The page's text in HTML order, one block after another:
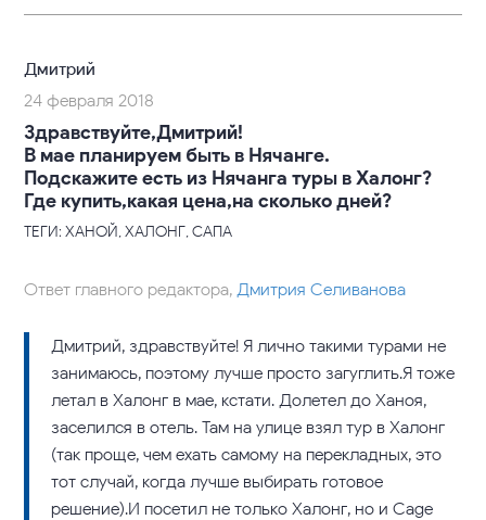
Дмитрий
24 февраля 2018
Здравствуйте,Дмитрий!
В мае планируем быть в Нячанге.
Подскажите есть из Нячанга туры в Халонг?
Где купить,какая цена,на сколько дней?
ТЕГИ: ХАНОЙ, ХАЛОНГ, САПА
Ответ главного редактора,Дмитрия Селиванова
Дмитрий, здравствуйте! Я лично такими турами не
занимаюсь, поэтому лучше просто загуглить.Я тоже
летал в Халонг в мае, кстати. Долетел до Ханоя,
заселился в отель. Там на улице взял тур в Халонг
(так проще, чем ехать самому на перекладных, это
тот случай, когда лучше выбирать готовое
решение).И посетил не только Халонг, но и Саge